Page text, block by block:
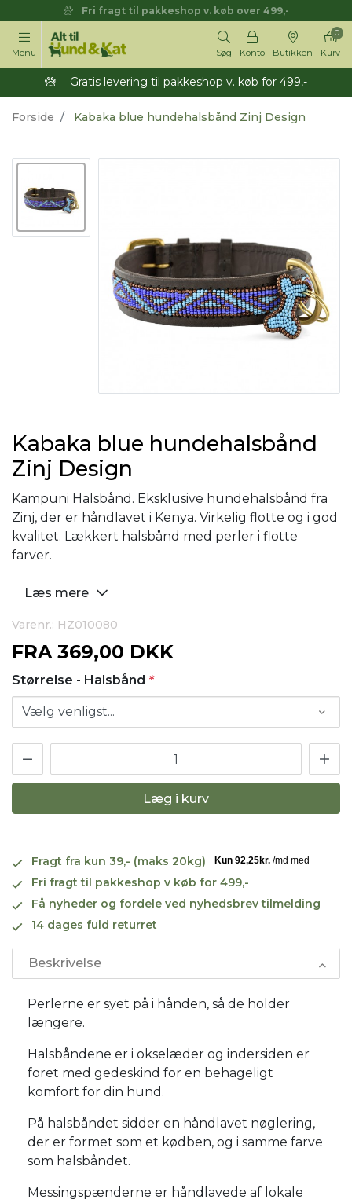
Fri fragt til pakkeshop v. køb over 499,-
Menu Søg Konto Butikken Kurv
0
Gratis levering til pakkeshop v. køb for 499,-
Forside Kabaka blue hundehalsbånd Zinj Design
Kabaka blue hundehalsbånd
Zinj Design
Kampuni Halsbånd. Eksklusive hundehalsbånd fra
Zinj, der er håndlavet i Kenya. Virkelig flotte og i god
kvalitet. Lækkert halsbånd med perler i flotte
farver.
Læs mere
Varenr.: HZ010080
FRA 369,00 DKK
Størrelse - Halsbånd *
Læg i kurv
Fragt fra kun 39,- (maks 20kg)
Fri fragt til pakkeshop v køb for 499,-
Få nyheder og fordele ved nyhedsbrev tilmelding
14 dages fuld returret
Beskrivelse
Perlerne er syet på i hånden, så de holder
længere.
Halsbåndene er i okselæder og indersiden er
foret med gedeskind for en behageligt
komfort for din hund.
På halsbåndet sidder en håndlavet nøglering,
der er formet som et kødben, og i samme farve
som halsbåndet.
Messingspænderne er håndlavede af lokale